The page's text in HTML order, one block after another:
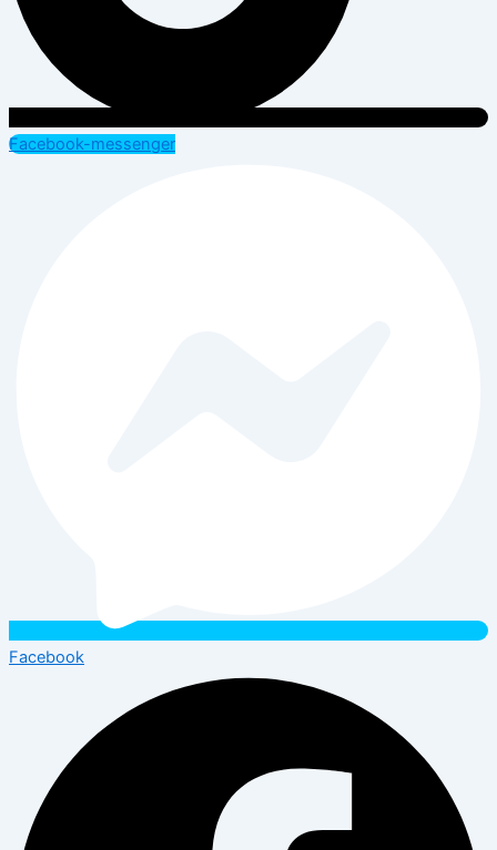
Facebook-messenger
Facebook